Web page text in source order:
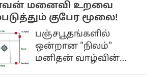
கூறவேண்டும். இதை
மல்லிகை பூ போடும்
போது கூறலாம்.
குருநாதர்களின்
உதவியாலும் மேலே
எழும்பச் செய்யலாம்.
இப்படி படிபடிப்படியாக
அவை மேலே எழும்பப்
பல காலம் பிடிக்கும்.
மனைவி உறவை
குபேர மூலை!
பஞ்சபூதங்களில்
ஒன்றான "நிலம்"
மனிதன் வாழ்வின்